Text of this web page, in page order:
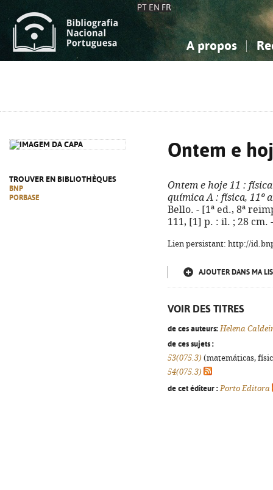
PT EN FR
A propos
TROUVER EN BIBLIOTHÈQUES
BNP
PORBASE
Ontem e
Ontem e hoje 11 : física
química A : física, 11º
Bello. - [1ª ed., 8ª
111, [1] p. : il. ; 28 cm.
Lien persistant: http://
AJOUTER DANS MA
VOIR DES TITRES
de ces auteurs: Helena
de ces sujets :
53(075.3) (matemáticas,
54(075.3)
de cet éditeur : Porto Editora